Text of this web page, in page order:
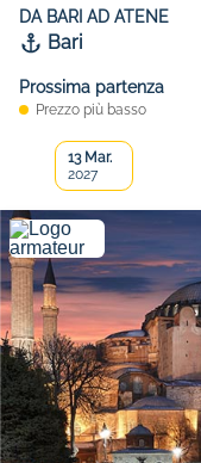
DA BARI AD ATENE
Bari
Prossima partenza
Prezzo più basso
13 Mar.
2027